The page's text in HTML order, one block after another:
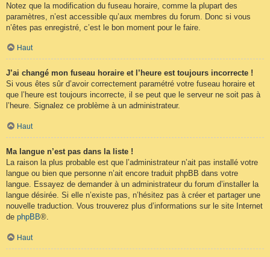
Notez que la modification du fuseau horaire, comme la plupart des
paramètres, n’est accessible qu’aux membres du forum. Donc si vous
n’êtes pas enregistré, c’est le bon moment pour le faire.
Haut
J’ai changé mon fuseau horaire et l’heure est toujours incorrecte !
Si vous êtes sûr d’avoir correctement paramétré votre fuseau horaire et
que l’heure est toujours incorrecte, il se peut que le serveur ne soit pas à
l’heure. Signalez ce problème à un administrateur.
Haut
Ma langue n’est pas dans la liste !
La raison la plus probable est que l’administrateur n’ait pas installé votre
langue ou bien que personne n’ait encore traduit phpBB dans votre
langue. Essayez de demander à un administrateur du forum d’installer la
langue désirée. Si elle n’existe pas, n’hésitez pas à créer et partager une
nouvelle traduction. Vous trouverez plus d’informations sur le site Internet
de phpBB®.
Haut